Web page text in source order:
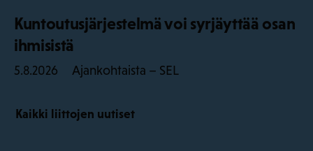
Kuntoutusjärjestelmä voi syrjäyttää osan
ihmisistä
5.8.2026 Ajankohtaista – SEL
Kaikki liittojen uutiset